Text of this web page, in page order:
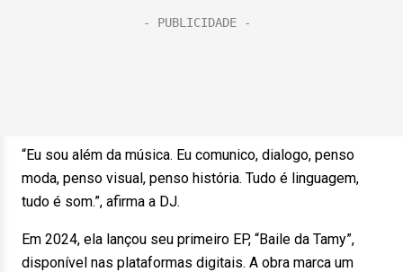
“Eu sou além da música. Eu comunico, dialogo, penso
moda, penso visual, penso história. Tudo é linguagem,
tudo é som.”, afirma a DJ.
Em 2024, ela lançou seu primeiro EP, “Baile da Tamy”,
disponível nas plataformas digitais. A obra marca um